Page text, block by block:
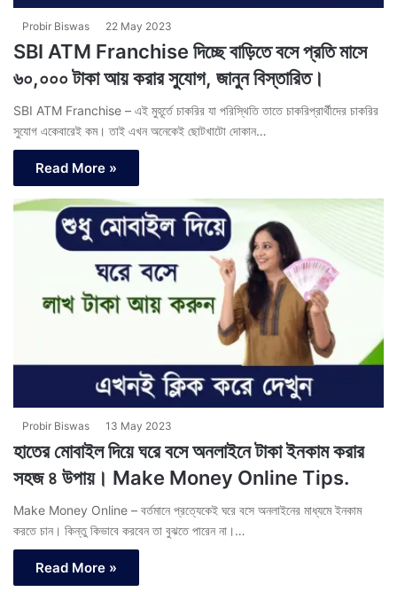
Probir Biswas 22 May 2023
SBI ATM Franchise দিচ্ছে বাড়িতে বসে প্রতি মাসে
৬০,০০০ টাকা আয় করার সুযোগ, জানুন বিস্তারিত।
SBI ATM Franchise – এই মুহূর্তে চাকরির যা পরিস্থিতি তাতে চাকরিপ্রার্থীদের চাকরির
সুযোগ একেবারেই কম। তাই এখন অনেকেই ছোটখাটো দোকান…
Read More »
Probir Biswas 13 May 2023
হাতের মোবাইল দিয়ে ঘরে বসে অনলাইনে টাকা ইনকাম করার
সহজ ৪ উপায়। Make Money Online Tips.
Make Money Online – বর্তমানে প্রত্যেকেই ঘরে বসে অনলাইনের মাধ্যমে ইনকাম
করতে চান। কিন্তু কিভাবে করবেন তা বুঝতে পারেন না।…
Read More »